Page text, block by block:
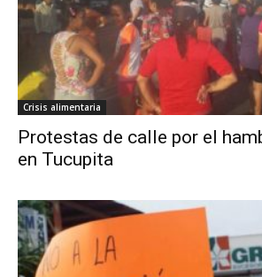
Crisis alimentaria
Protestas de calle por el
en Tucupita